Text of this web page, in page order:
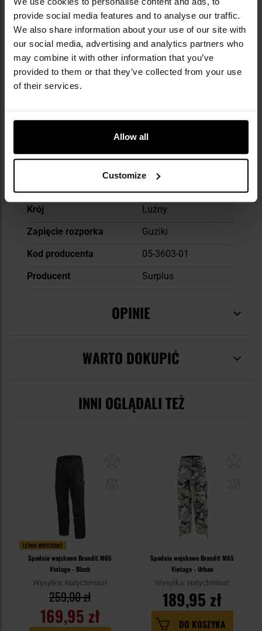
provide social media features and to analyse our traffic.
We also share information about your use of our site with
our social media, advertising and analytics partners who
may combine it with other information that you’ve
provided to them or that they’ve collected from your use
of their services.
Allow all
Customize
Typ materiału
Naturalny
Faktura materiału
Jednolita (gładka)
Elastyczność materiału
Nierozciągliwy
Liczba kieszeni
8
100% bawełna
Krój
Luźny
Zapięcie rozporka
Guziki
Kod producenta
05-3603-01
Producent
Surplus
OPINIE
WARTO DOKUPIĆ
INNI OGLĄDALI TEŻ
LETNIA WYPRZEDAŻ
Spodnie wojskowe Brandit M65
Vintage - Black
Wysyłka: Natychmiast
169,95 zł
259,00 zł
Spodnie wojskowe Brandit M65
Vintage - Urban
Wysyłka: Natychmiast
189,95 zł
DO KOSZYKA